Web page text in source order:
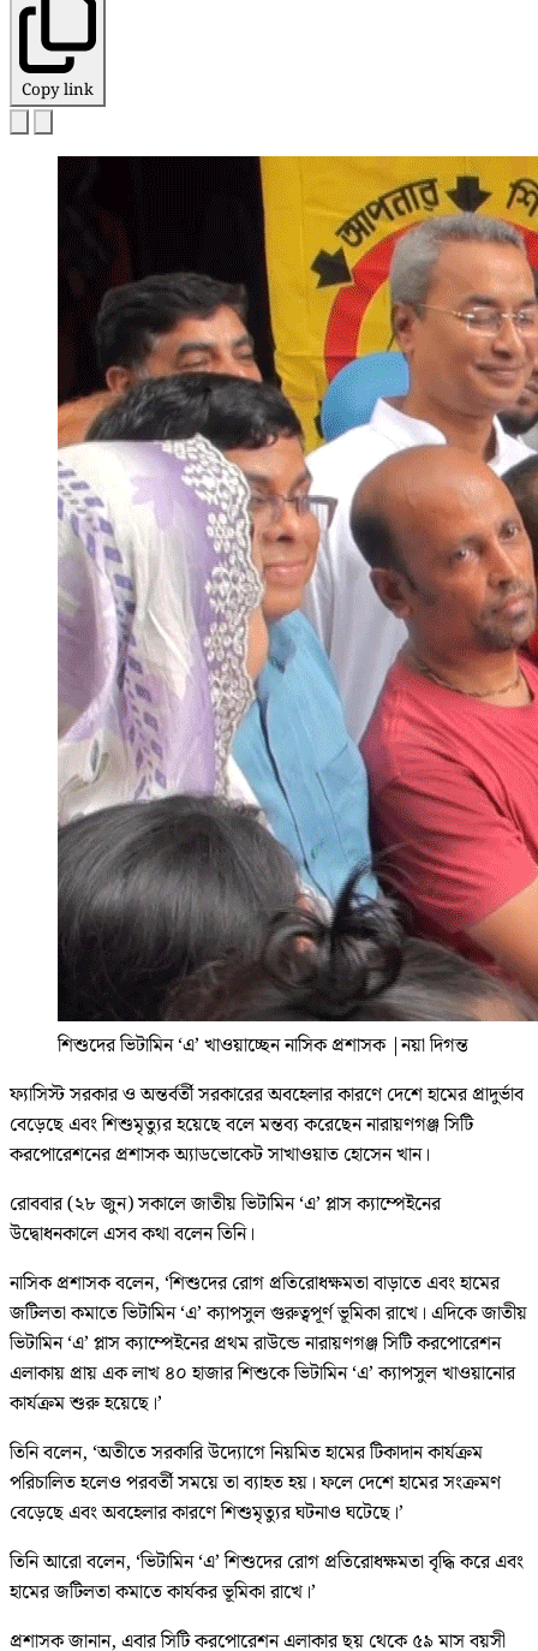
Copy link
শিশুদের ভিটামিন ‘এ’ খাওয়াচ্ছেন নাসিক প্রশাসক |নয়া দিগন্ত
ফ্যাসিস্ট সরকার ও অন্তর্বর্তী সরকারের অবহেলার কারণে দেশে হামের প্রাদুর্ভাব
বেড়েছে এবং শিশুমৃত্যুর হয়েছে বলে মন্তব্য করেছেন নারায়ণগঞ্জ সিটি
করপোরেশনের প্রশাসক অ্যাডভোকেট সাখাওয়াত হোসেন খান।
রোববার (২৮ জুন) সকালে জাতীয় ভিটামিন ‘এ’ প্লাস ক্যাম্পেইনের
উদ্বোধনকালে এসব কথা বলেন তিনি।
নাসিক প্রশাসক বলেন, ‘শিশুদের রোগ প্রতিরোধক্ষমতা বাড়াতে এবং হামের
জটিলতা কমাতে ভিটামিন ‘এ’ ক্যাপসুল গুরুত্বপূর্ণ ভূমিকা রাখে। এদিকে জাতীয়
ভিটামিন ‘এ’ প্লাস ক্যাম্পেইনের প্রথম রাউন্ডে নারায়ণগঞ্জ সিটি করপোরেশন
এলাকায় প্রায় এক লাখ ৪০ হাজার শিশুকে ভিটামিন ‘এ’ ক্যাপসুল খাওয়ানোর
কার্যক্রম শুরু হয়েছে।’
তিনি বলেন, ‘অতীতে সরকারি উদ্যোগে নিয়মিত হামের টিকাদান কার্যক্রম
পরিচালিত হলেও পরবর্তী সময়ে তা ব্যাহত হয়। ফলে দেশে হামের সংক্রমণ
বেড়েছে এবং অবহেলার কারণে শিশুমৃত্যুর ঘটনাও ঘটেছে।’
তিনি আরো বলেন, ‘ভিটামিন ‘এ’ শিশুদের রোগ প্রতিরোধক্ষমতা বৃদ্ধি করে এবং
হামের জটিলতা কমাতে কার্যকর ভূমিকা রাখে।’
প্রশাসক জানান, এবার সিটি করপোরেশন এলাকার ছয় থেকে ৫৯ মাস বয়সী